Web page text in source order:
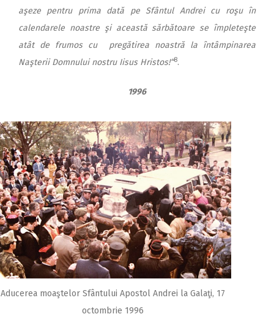
aşeze pentru prima dată pe Sfântul Andrei cu roşu în
calendarele noastre şi această sărbătoare se împleteşte
atât de frumos cu pregătirea noastră la întâmpinarea
Naşterii Domnului nostru Iisus Hristos!“8.
1996
Aducerea moaştelor Sfântului Apostol Andrei la Galaţi, 17
octombrie 1996